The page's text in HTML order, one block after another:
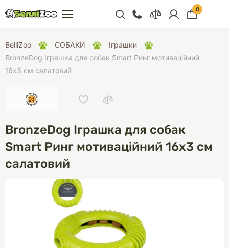
+38 (068) 300 91 91
Відділ продажу
+38 (068) 479 28
0
BelliZoo СОБАКИ
Іграшки
BronzeDog Іграшка для собак Smart Ринг мотиваційний
16х3 см салатовий
BronzeDog Іграшка для собак
Smart Ринг мотиваційний 16х3 см
салатовий